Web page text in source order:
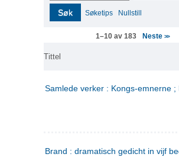
Søk Søketips Nullstill
1–10 av 183 Neste >>
Tittel
Samlede verker : Kongs-emnerne ;
Brand : dramatisch gedicht in vijf